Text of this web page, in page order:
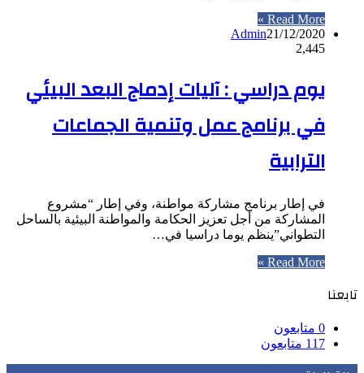
Read More »
Admin21/12/2020
2,445
يوم دراسي : آليات إدماج البعد البيئي
في برنامج عمل وتنمية الجماعات
الترابية
في إطار برنامج مشاركة مواطنة، وفي إطار “مشروع
المشاركة من أجل تعزيز الحكامة والمواطنة البيئية بالساحل
التطواني”ينظم يوما دراسيا في…
Read More »
تابعنا
0 متابعون
117 متابعون